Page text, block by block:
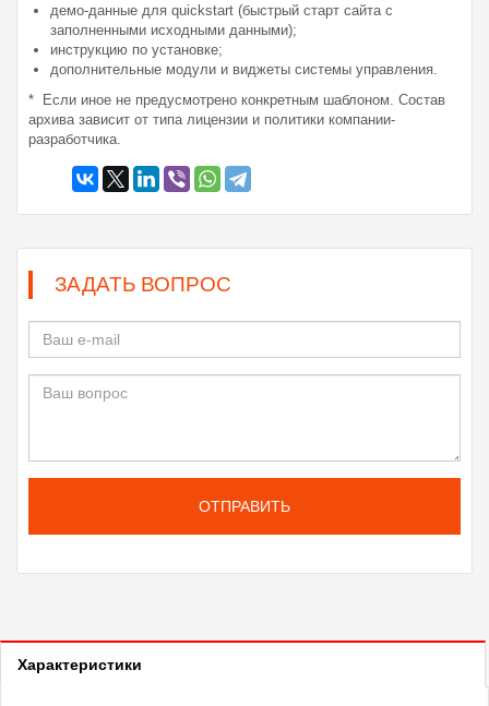
демо-данные для quickstart (быстрый старт сайта с
заполненными исходными данными);
инструкцию по установке;
дополнительные модули и виджеты системы управления.
* Если иное не предусмотрено конкретным шаблоном. Состав
архива зависит от типа лицензии и политики компании-
разработчика.
ЗАДАТЬ ВОПРОС
ОТПРАВИТЬ
Характеристики